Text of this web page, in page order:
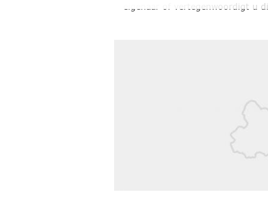
eigenaar of vertegenwoordigt u